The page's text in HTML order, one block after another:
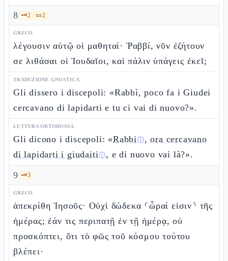
8 🗝️2 📜2
GRECO
λέγουσιν αὐτῷ οἱ μαθηταί· Ῥαββί, νῦν ἐζήτουν
σε λιθάσαι οἱ Ἰουδαῖοι, καὶ πάλιν ὑπάγεις ἐκεῖ;
TRADUZIONE GNOSTICA
Gli dissero i discepoli: «Rabbì, poco fa i Giudei
cercavano di lapidarti e tu ci vai di nuovo?».
LETTURA ORTODOSSA
Gli dicono i discepoli: «Rabbiⓘ,ora cercavano
di lapidarti i giudaitiⓘ, e di nuovo vai là?».
9 🗝️3
GRECO
ἀπεκρίθη Ἰησοῦς· Οὐχὶ δώδεκα ⸂ὧραί εἰσιν⸃ τῆς
ἡμέρας; ἐάν τις περιπατῇ ἐν τῇ ἡμέρᾳ, οὐ
προσκόπτει, ὅτι τὸ φῶς τοῦ κόσμου τούτου
βλέπει·